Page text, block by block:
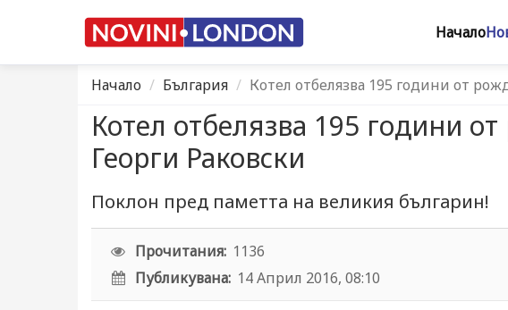
Начало
Начало България Котел отбелязва 195 години от
Котел отбелязва 195 години
Георги Раковски
Поклон пред паметта на великия българин!
Прочитания: 1136
Публикувана: 14 Април 2016, 08:10